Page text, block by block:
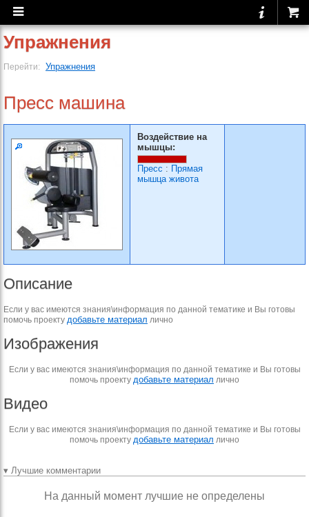
Упражнения
Перейти: Упражнения
Пресс машина
Воздействие на
мышцы:
Пресс : Прямая
мышца живота
Описание
Если у вас имеются знания\информация по данной тематике и Вы готовы
помочь проекту добавьте материал лично
Изображения
Если у вас имеются знания\информация по данной тематике и Вы готовы
помочь проекту добавьте материал лично
Видео
Если у вас имеются знания\информация по данной тематике и Вы готовы
помочь проекту добавьте материал лично
▾ Лучшие комментарии
На данный момент лучшие не определены